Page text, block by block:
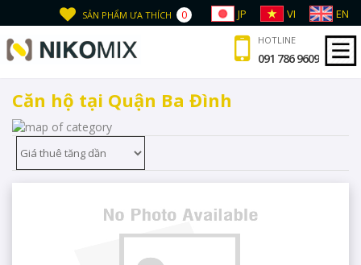
SẢN PHẨM ƯA THÍCH 0 JP VI EN
HOTLINE
091 786 9609
Căn hộ tại Quận Ba Đình